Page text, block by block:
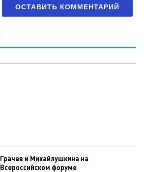
Грачев и Михайлушкина на
Всероссийском форуме